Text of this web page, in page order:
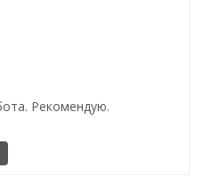
Рекомендую.